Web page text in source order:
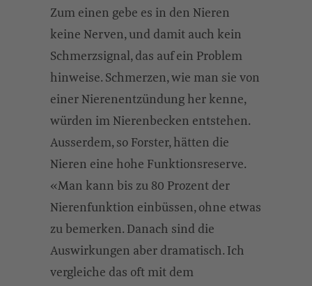
Zum einen gebe es in den Nieren
keine Nerven, und damit auch kein
Schmerzsignal, das auf ein Problem
hinweise. Schmerzen, wie man sie von
einer Nierenentzündung her kenne,
würden im Nierenbecken entstehen.
Ausserdem, so Forster, hätten die
Nieren eine hohe Funktionsreserve.
«Man kann bis zu 80 Prozent der
Nierenfunktion einbüssen, ohne etwas
zu bemerken. Danach sind die
Auswirkungen aber dramatisch. Ich
vergleiche das oft mit dem